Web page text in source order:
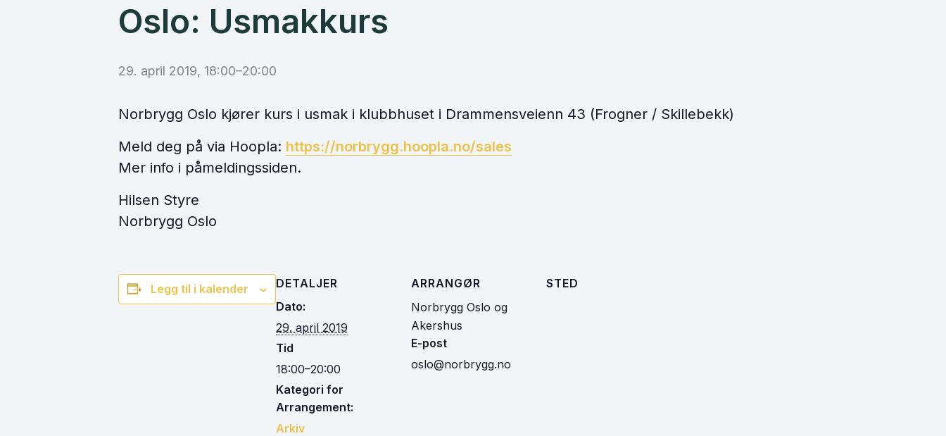
Oslo: Usmakkurs
29. april 2019, 18:00–20:00
Norbrygg Oslo kjører kurs i usmak i klubbhuset i Drammensveienn 43 (Frogner / Skillebekk)
Meld deg på via Hoopla: https://norbrygg.hoopla.no/sales
Mer info i påmeldingssiden.
Hilsen Styre
Norbrygg Oslo
Legg til i kalender
DETALJER
Dato:
29. april 2019
Tid
18:00–20:00
Kategori for
Arrangement:
Arkiv
ARRANGØR
Norbrygg Oslo og
Akershus
E-post
oslo@norbrygg.no
STED